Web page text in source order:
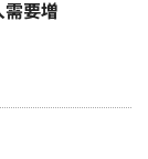
要増